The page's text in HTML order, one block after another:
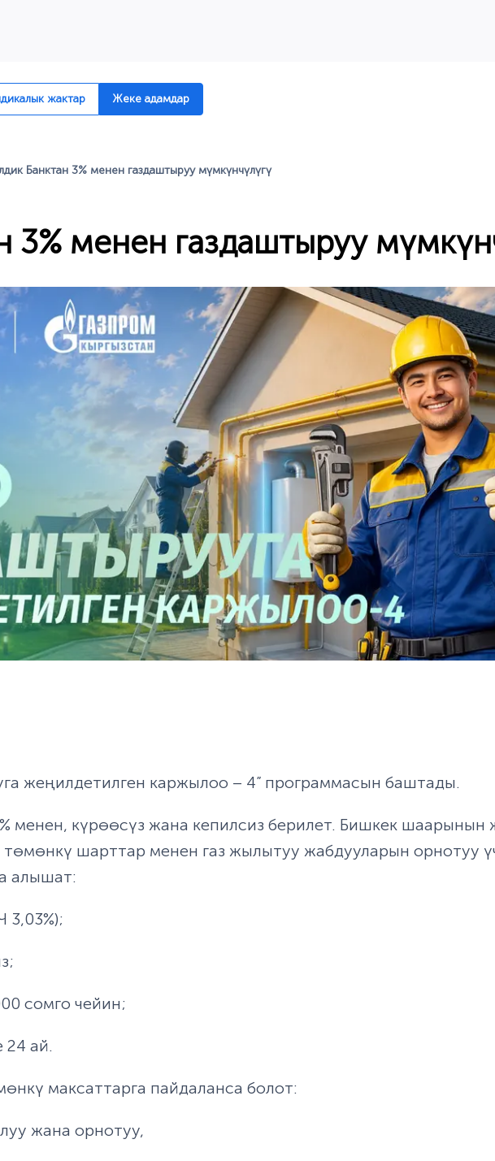
жактар Жеке адамдар
Банктан 3% менен газдаштыруу мүмкүнчүлүгү
3% менен газдаштыруу
жеңилдетилген каржылоо – 4” программасын баштады.
менен, күрөөсүз жана кепилсиз берилет. Бишкек шаарынын
шарттар менен газ жылытуу жабдууларын орнотуу
алышат:
3,03%);
сомго чейин;
ай.
максаттарга пайдаланса болот:
жана орнотуу,